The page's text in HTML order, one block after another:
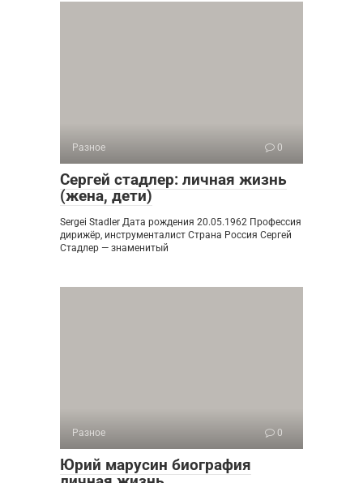
Разное 0
Сергей стадлер: личная жизнь
(жена, дети)
Sergei Stadler Дата рождения 20.05.1962 Профессия
дирижёр, инструменталист Страна Россия Сергей
Стадлер — знаменитый
Разное 0
Юрий марусин биография